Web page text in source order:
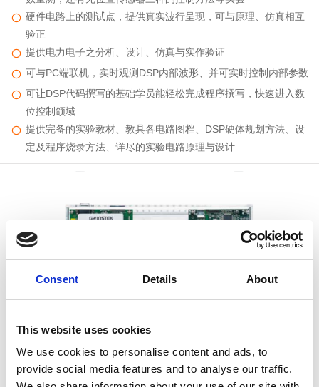
Consent Details About
This website uses cookies
We use cookies to personalise content and ads, to
provide social media features and to analyse our traffic.
硬件电路上的测试点，提供真实波行呈现，可与原理、仿真相互
验正
提供电力电子之分析、设计、仿真与实作验证
可与PC端联机，实时观测DSP内部波形、并可实时控制内部参数
可让DSP代码撰写的基础学员能轻松完成程序撰写，快速进入数
位控制颌域
提供完备的实验教材、教具各电路图档、DSP硬体规划方法、设
定及程序烧录方法、详尽的实验电路原理与设计
PEK-520 永磁同步发电机型风电逆变器
三相逆变器实验
三相并网逆变器实验
PMSM(永磁同步电动机)转速与转矩控制实验